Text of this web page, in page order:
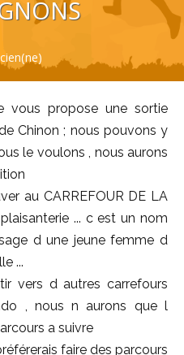
vous propose une sortie
Chinon ; nous pouvons y
le voulons , nous aurons
au CARREFOUR DE LA
... c est un nom
d une jeune femme d
...
vers d autres carrefours
, nous n aurons que l
a suivre
faire des parcours